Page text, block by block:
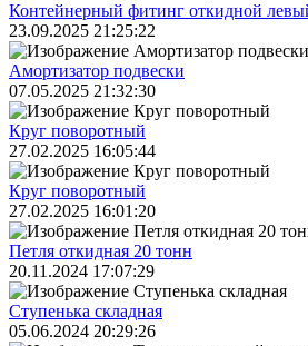
Контейнерный фитинг откидной
23.09.2025 21:25:22
Амортизатор подвески
07.05.2025 21:32:30
Круг поворотный
27.02.2025 16:05:44
Круг поворотный
27.02.2025 16:01:20
Петля откидная 20 тонн
20.11.2024 17:07:29
Ступенька складная
05.06.2024 20:29:26